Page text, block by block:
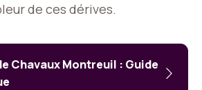
de ces dérives.
Chavaux Montreuil : Guide